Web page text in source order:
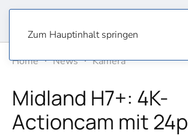
Zum Hauptinhalt springen
Home
News Kamera
Midland H7+: 4K-
Actioncam mit 24p